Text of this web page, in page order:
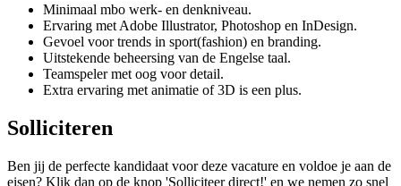
Minimaal mbo werk- en denkniveau.
Ervaring met Adobe Illustrator, Photoshop en InDesign.
Gevoel voor trends in sport(fashion) en branding.
Uitstekende beheersing van de Engelse taal.
Teamspeler met oog voor detail.
Extra ervaring met animatie of 3D is een plus.
Solliciteren
Ben jij de perfecte kandidaat voor deze vacature en voldoe je aan de
eisen? Klik dan op de knop 'Solliciteer direct!' en we nemen zo snel